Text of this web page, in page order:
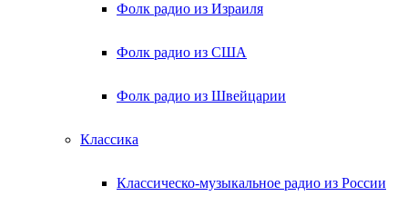
Фолк радио из Израиля
Фолк радио из США
Фолк радио из Швейцарии
Классика
Классическо-музыкальное радио из России